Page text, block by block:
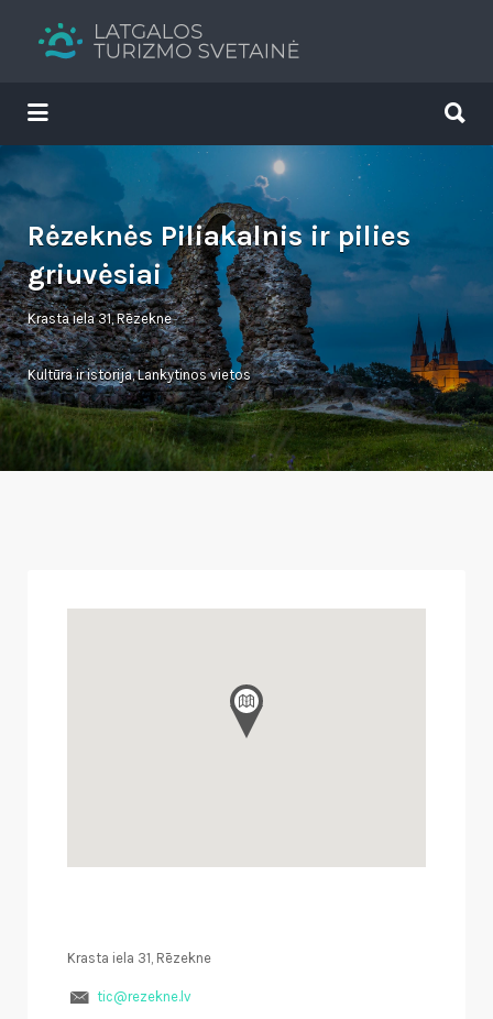
Tavs brīvdienu ceļvedis
Search
for:
for:
Rėzeknės Piliakalnis ir pilies
griuvėsiai
Krasta iela 31, Rēzekne
Kultūra ir istorija,Lankytinos vietos
Krasta iela 31, Rēzekne
tic@rezekne.lv